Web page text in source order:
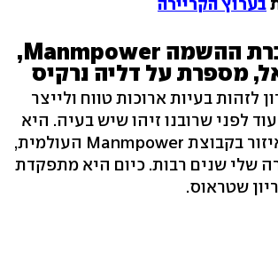
מנכ"לית חברת ההשמה Manmpower,
מספרת על דליה נרקיס
לזהות בעיות ארוכות טווח ולייצר
לפני שרובנו זיהו שיש בעיה. היא
הייתה מנהלת איזור בקבוצת Manmpower העולמית,
שלי שנים רבות. כיום היא מתפקדת
שטראוס.